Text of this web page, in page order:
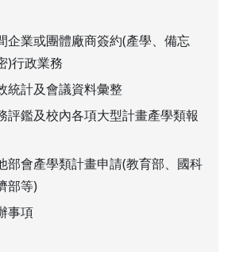
企業或團體廠商簽約(產學、備忘
)行政業務
統計及會議資料彙整
評鑑及校內各項大型計畫產學類報
部會產學類計畫申請(教育部、國科
部等)
事項